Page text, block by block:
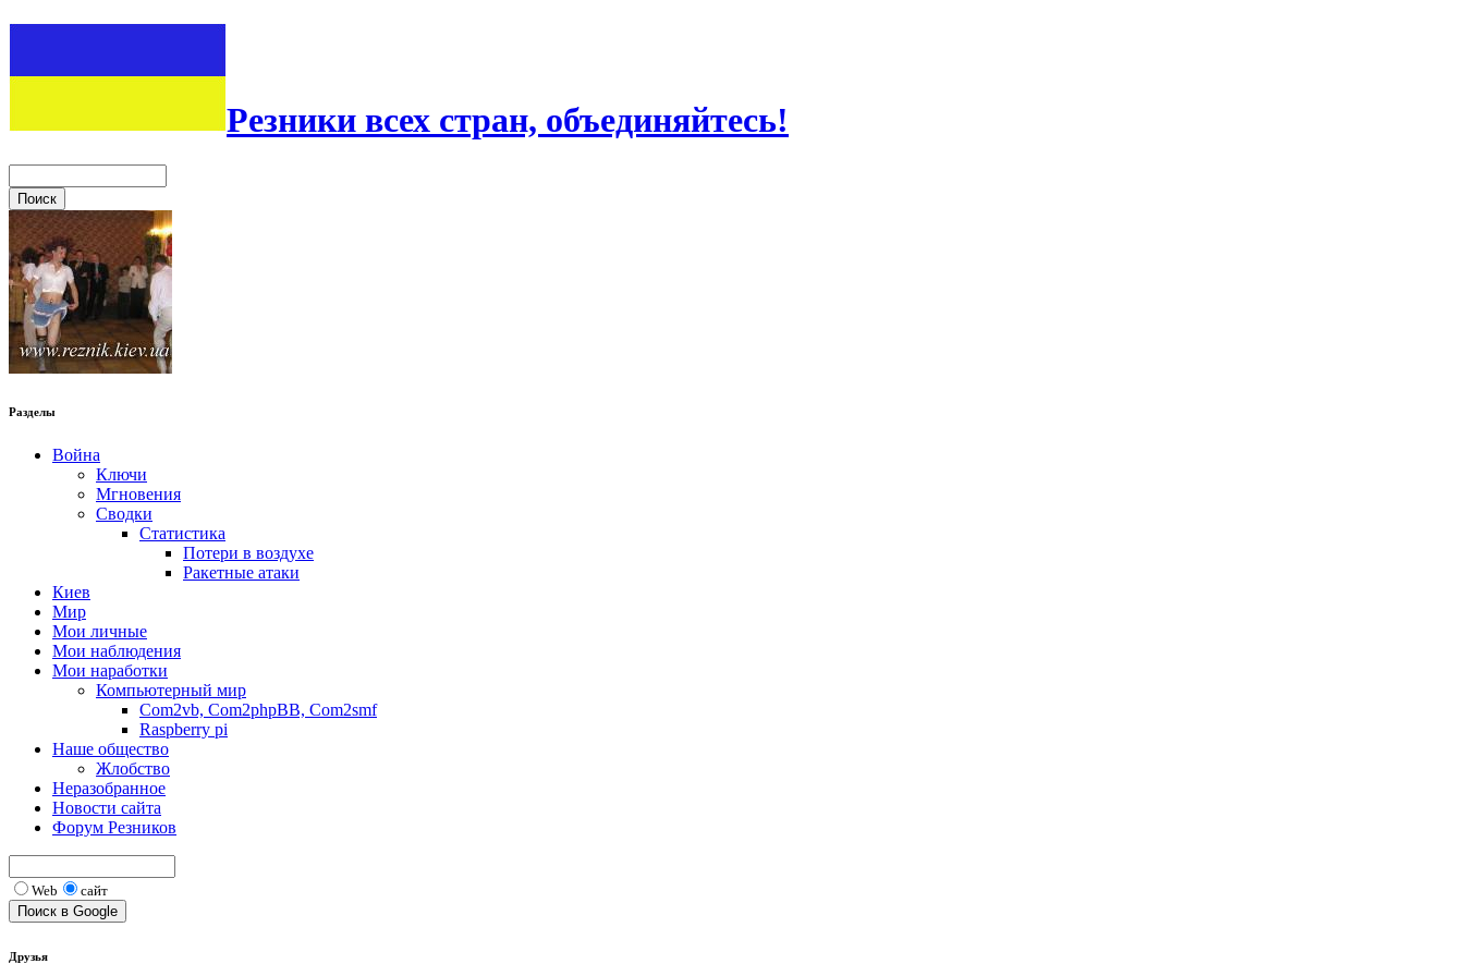
Резники всех стран, объединяйтесь!
Разделы
Война
Ключи
Мгновения
Сводки
Статистика
Потери в воздухе
Ракетные атаки
Киев
Мир
Мои личные
Мои наблюдения
Мои наработки
Компьютерный мир
Com2vb, Com2phpBB, Com2smf
Raspberry pi
Наше общество
Жлобство
Неразобранное
Новости сайта
Форум Резников
Web сайт
Друзья